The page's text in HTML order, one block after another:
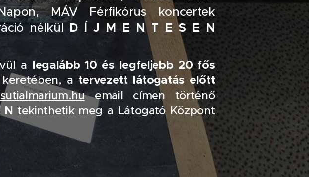
MÁV Férfikórus koncertek
nélkül D Í J M E N T E S E N
a legalább 10 és legfeljebb 20 fős
a tervezett látogatás előtt
email címen történő
N tekinthetik meg a Látogató Központ